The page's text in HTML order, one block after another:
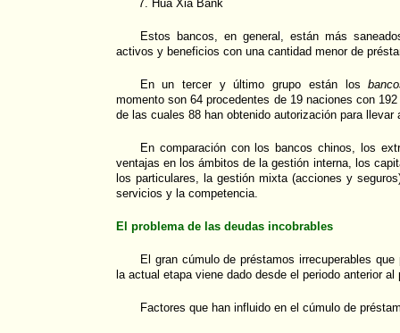
Hua Xia Bank
Estos bancos, en general, están más
activos y beneficios con una cantidad menor de
En un tercer y último grupo están los
momento son 64 procedentes de 19 naciones con
de las cuales 88 han obtenido autorización para
En comparación con los bancos chinos, los
ventajas en los ámbitos de la gestión interna, los
los particulares, la gestión mixta (acciones y
servicios y la competencia.
El problema de las deudas incobrables
El gran cúmulo de préstamos irrecuperables
la actual etapa viene dado desde el periodo anterior
Factores que han influido en el cúmulo de